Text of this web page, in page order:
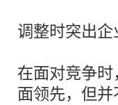
调整时突出
在面对竞争
面领先，但